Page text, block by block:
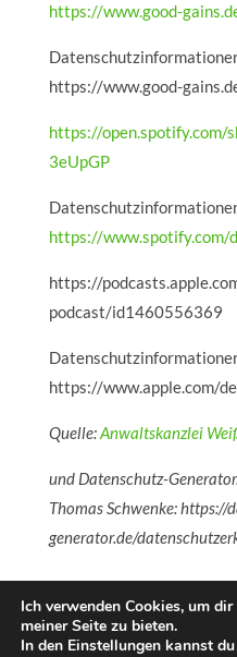
https://www.good-
https://www.good-
https://open.spotify.com/
3eUpGP
https://
https://
podcast/id1460556369
https://www.apple.com/
Quelle:Anwaltskanzlei
und Datenschutz-
Thomas Schwenke: https://
generator.de/
Ich verwenden Cookies, um
meiner Seite zu bieten.
In den Einstellungen kannst